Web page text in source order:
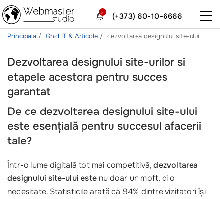
(+373) 60-10-6666
2
Principala Ghid IT & Articole dezvoltarea designului site-ului
Dezvoltarea designului site-urilor si
etapele acestora pentru succes
garantat
De ce dezvoltarea designului site-ului
este esențială pentru succesul afacerii
tale?
Într-o lume digitală tot mai competitivă,dezvoltarea
designului site-ului este nu doar un moft, ci o
necesitate. Statisticile arată că 94% dintre vizitatori își